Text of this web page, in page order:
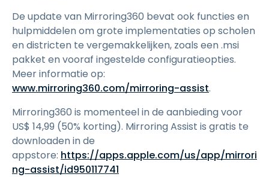
De update van Mirroring360 bevat ook functies en
hulpmiddelen om grote implementaties op scholen
en districten te vergemakkelijken, zoals een .msi
pakket en vooraf ingestelde configuratieopties.
Meer informatie op:
www.mirroring360.com/mirroring-assist.
Mirroring360 is momenteel in de aanbieding voor
US$ 14,99 (50% korting). Mirroring Assist is gratis te
downloaden in de
appstore: https://apps.apple.com/us/app/mirrori
ng-assist/id950117741